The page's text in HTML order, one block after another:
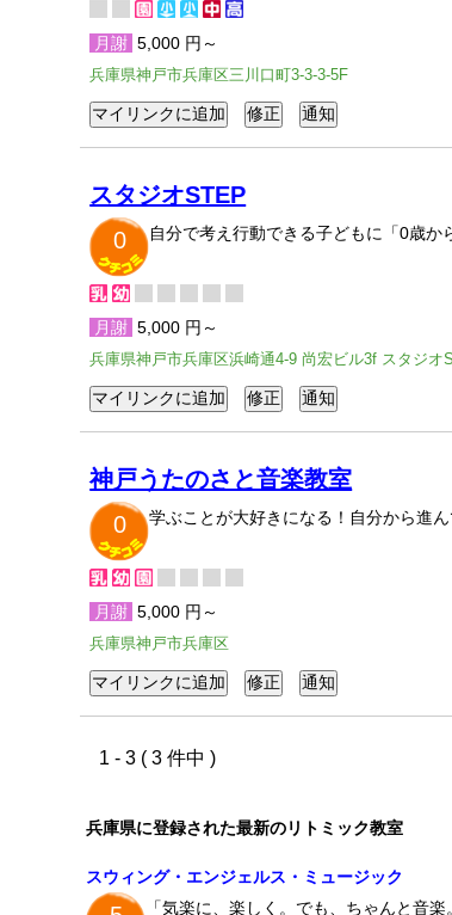
月謝 5,000 円～
兵庫県神戸市兵庫区三川口町3-3-3-5F
スタジオSTEP
0
自分で考え行動できる子どもに「0歳
月謝 5,000 円～
兵庫県神戸市兵庫区浜崎通4-9 尚宏ビル3f スタジオ
神戸うたのさと音楽教室
0
学ぶことが大好きになる！自分から進
月謝 5,000 円～
兵庫県神戸市兵庫区
1 - 3 ( 3 件中 )
兵庫県に登録された最新のリトミック教室
スウィング・エンジェルス・ミュージック
「気楽に、楽しく。でも、ちゃんと音